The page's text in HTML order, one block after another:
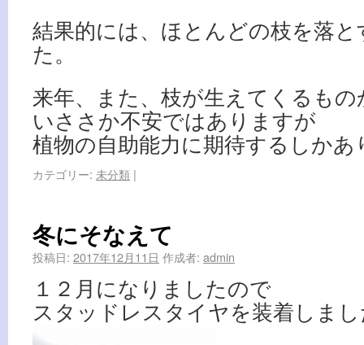
結果的には、ほとんどの枝を落
た。
来年、また、枝が生えてくるもの
いささか不安ではありますが
植物の自助能力に期待するしかあ
カテゴリー: 未分類 |
冬にそなえて
投稿日: 2017年12月11日 作成者: admin
１２月になりましたので
スタッドレスタイヤを装着しま